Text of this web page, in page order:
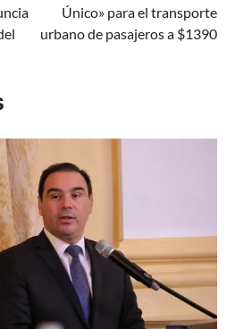
Único» para el transporte
urbano de pasajeros a $1390